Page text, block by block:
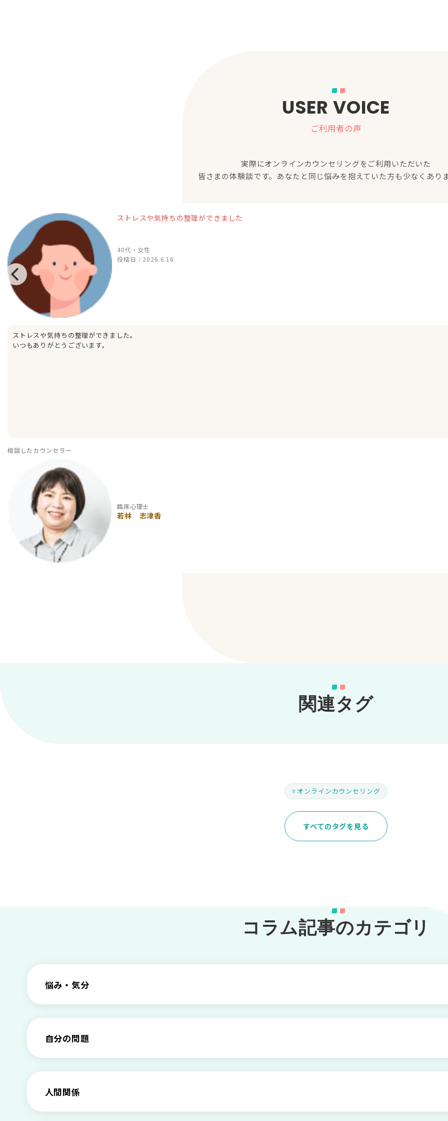
USER VOICE
ご利用者の声
実際にオンラインカウンセリングをご利用いただいた
皆さまの体験談です。あなたと同じ悩みを抱えていた方も少なくあり
ストレスや気持ちの整理ができました
40代・女性
投稿日： 2026.6.16
ストレスや気持ちの整理ができました。
いつもありがとうございます。
相談したカウンセラー
臨床心理士
若林 志津香
関連タグ
オンラインカウンセリング
すべてのタグを見る
コラム記事のカテゴリ
悩み・気分
根性がない？甘えている？それは新型うつ病と呼ばれる状態かも
甘えや怠けとの違いは？新型うつの特徴と見分け方
もしかして不眠症？眠れない原因や対処法とは
自分の問題
「無能な自分が嫌い…」自己嫌悪でつらいときの対処法とは
【セルフメンタルケア】精神的に強くなる方法と具体的行動とは
人間関係